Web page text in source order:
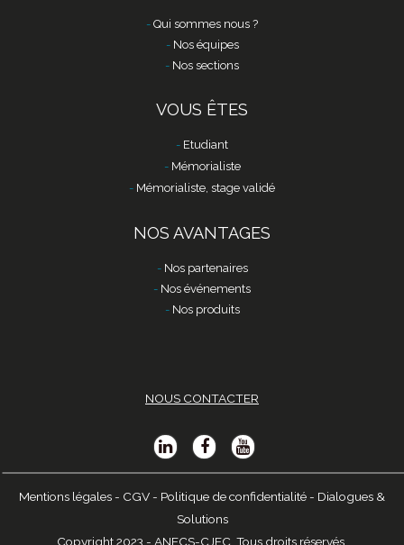
Qui sommes nous ?
Nos équipes
Nos sections
VOUS ÊTES
Etudiant
Mémorialiste
Mémorialiste, stage validé
NOS AVANTAGES
Nos partenaires
Nos événements
Nos produits
NOUS CONTACTER
Mentions légales - CGV - Politique de confidentialité - Dialogues &
Solutions
Copyright 2023 - ANECS-CJEC. Tous droits réservés.